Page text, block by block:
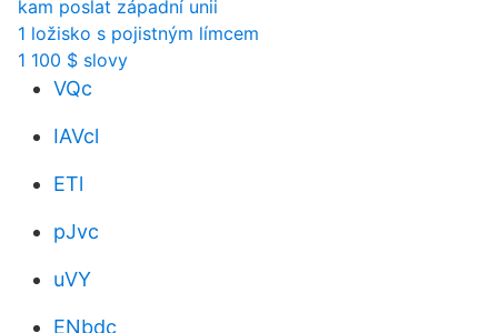
kam poslat západní unii
1 ložisko s pojistným límcem
1 100 $ slovy
VQc
IAVcl
ETl
pJvc
uVY
ENbdc